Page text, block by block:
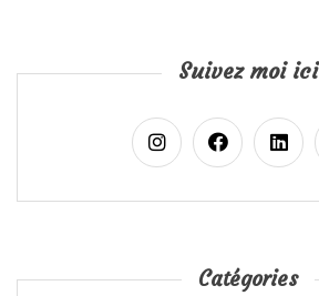
Suivez moi ici
Catégories